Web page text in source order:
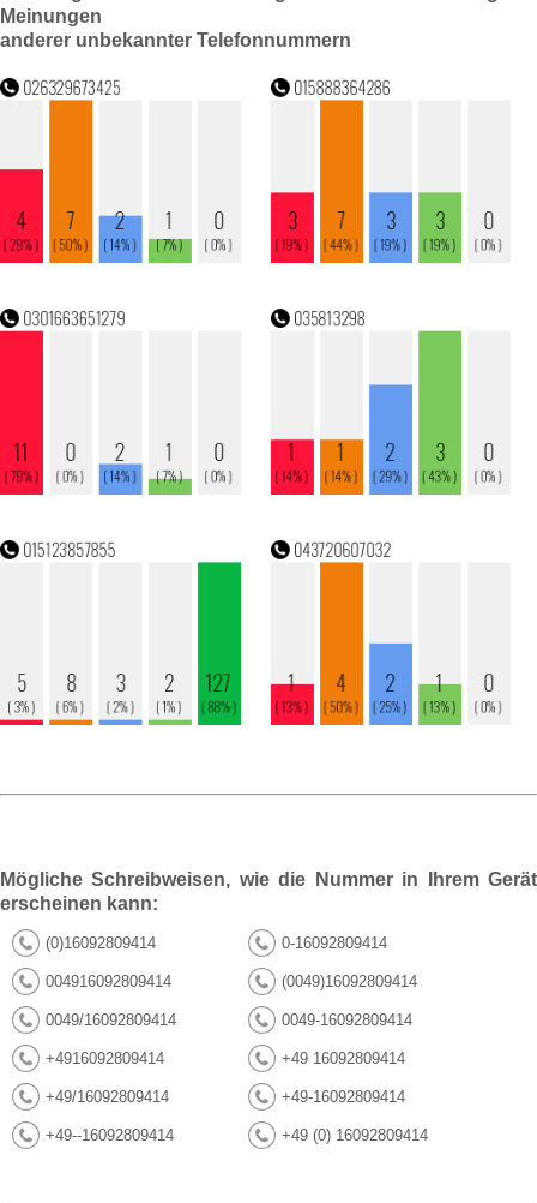
Meinungen
anderer unbekannter Telefonnummern
Mögliche Schreibweisen, wie die Nummer in Ihrem Gerät
erscheinen kann:
(0)16092809414 0-16092809414
004916092809414 (0049)16092809414
0049/16092809414 0049-16092809414
+4916092809414 +49 16092809414
+49/16092809414 +49-16092809414
+49--16092809414 +49 (0) 16092809414